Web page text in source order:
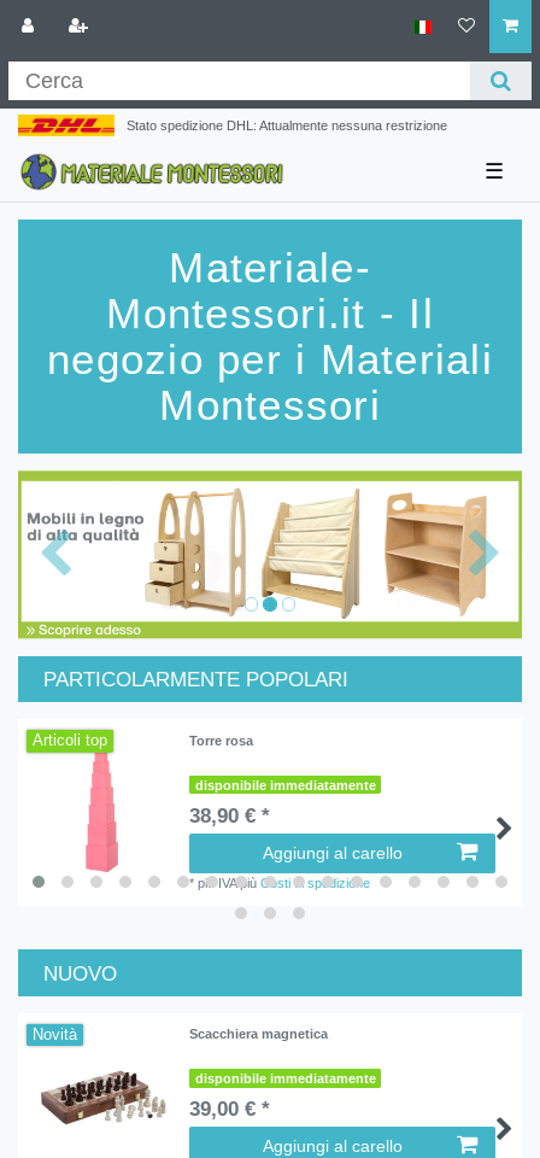
Stato spedizione DHL: Attualmente nessuna restrizione
☰
Materiale-
Montessori.it - Il
negozio per i Materiali
Montessori
PARTICOLARMENTE POPOLARI
Articoli top Torre rosa
disponibile immediatamente
38,90 € *
Aggiungi al carello
*più IVApiùCosti di spedizione
NUOVO
Novità Scacchiera magnetica
disponibile immediatamente
39,00 € *
Aggiungi al carello